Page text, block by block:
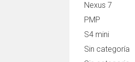
Nexus 7
PMP
S4 mini
Sin categoría